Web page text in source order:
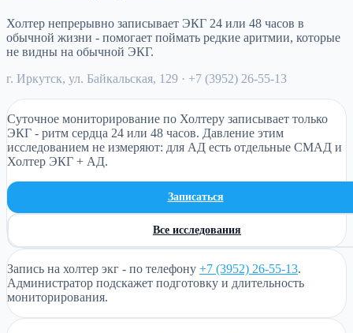
Холтер непрерывно записывает ЭКГ 24 или 48 часов в
обычной жизни - помогает поймать редкие аритмии, которые
не видны на обычной ЭКГ.
г. Иркутск, ул. Байкальская, 129 · +7 (3952) 26-55-13
Суточное мониторирование по Холтеру записывает только
ЭКГ - ритм сердца 24 или 48 часов. Давление этим
исследованием не измеряют: для АД есть отдельные СМАД и
Холтер ЭКГ + АД.
Записаться
Все исследования
Запись на холтер экг - по телефону +7 (3952) 26-55-13.
Администратор подскажет подготовку и длительность
мониторирования.